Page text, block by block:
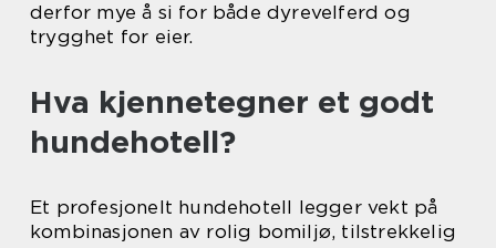
derfor mye å si for både dyrevelferd og
trygghet for eier.
Hva kjennetegner et godt
hundehotell?
Et profesjonelt hundehotell legger vekt på
kombinasjonen av rolig bomiljø, tilstrekkelig